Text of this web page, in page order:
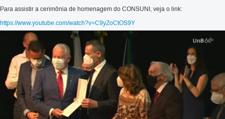
Para assistir a cerimônia de homenagem do CONSUNI, veja o link:
https://www.youtube.com/watch?v=C9yZoCtOS9Y